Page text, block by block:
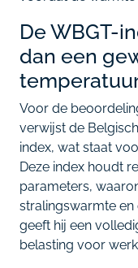
De WBGT-
dan een
Voor de
verwijst de
index, wat staat
Deze index houdt
parameters,
stralingswarmte
geeft hij een
belasting voor